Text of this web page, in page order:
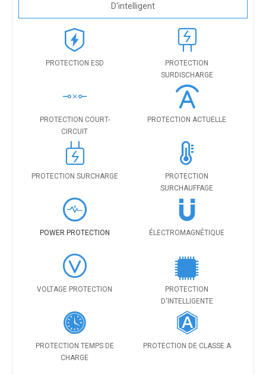
D'intelligent
PROTECTION ESD
PROTECTION
SURDISCHARGE
PROTECTION COURT-
CIRCUIT
PROTECTION ACTUELLE
PROTECTION SURCHARGE
PROTECTION
SURCHAUFFAGE
POWER PROTECTION ÉLECTROMAGNÉTIQUE
VOLTAGE PROTECTION
PROTECTION
D'INTELLIGENTE
PROTECTION TEMPS DE
CHARGE
PROTECTION DE CLASSE A